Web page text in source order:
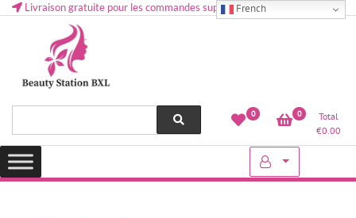
Livraison gratuite pour les commandes supérieures à 50 € en Belgique
Lovely & Pretty
Health and beauty cosmetics & Human Hair, Accessories, Makeup
0 0
Total
€0.00
French